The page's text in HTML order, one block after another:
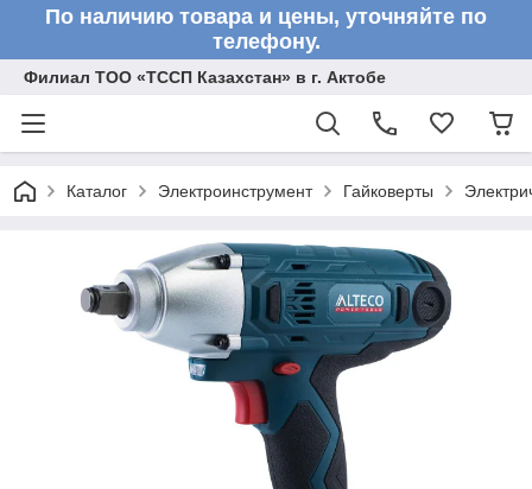
По наличию товара и цены, уточняйте по
телефону.
Филиал ТОО «ТССП Казахстан» в г. Актобе
Каталог Электроинструмент Гайковерты